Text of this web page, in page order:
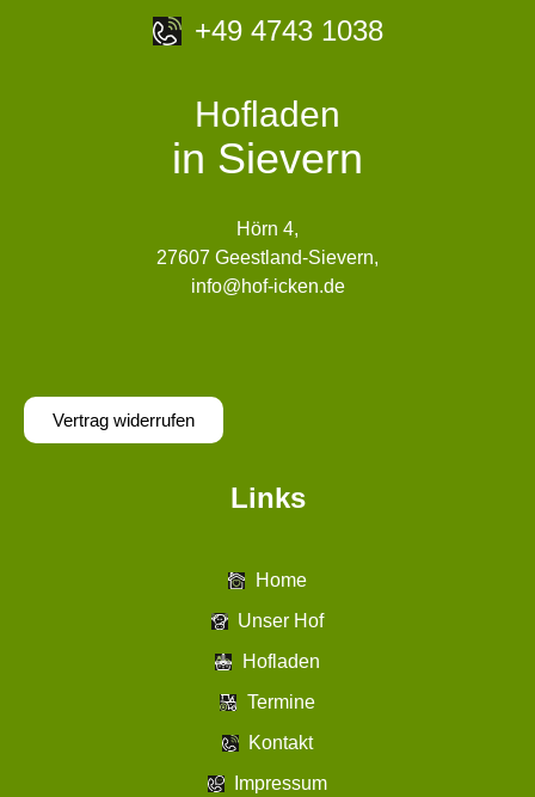
+49 4743 1038
Hofladen
in Sievern
Hörn 4,
27607 Geestland-Sievern,
info@hof-icken.de
Vertrag widerrufen
Links
Home
Unser Hof
Hofladen
Termine
Kontakt
Impressum